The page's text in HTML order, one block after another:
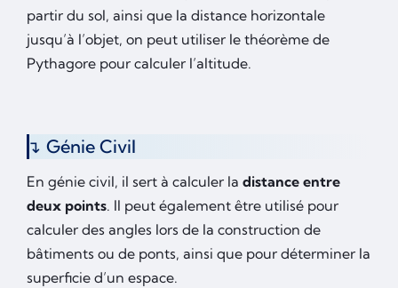
partir du sol, ainsi que la distance horizontale
jusqu’à l’objet, on peut utiliser le théorème de
Pythagore pour calculer l’altitude.
Génie Civil
En génie civil, il sert à calculer la distance entre
deux points. Il peut également être utilisé pour
calculer des angles lors de la construction de
bâtiments ou de ponts, ainsi que pour déterminer la
superficie d’un espace.